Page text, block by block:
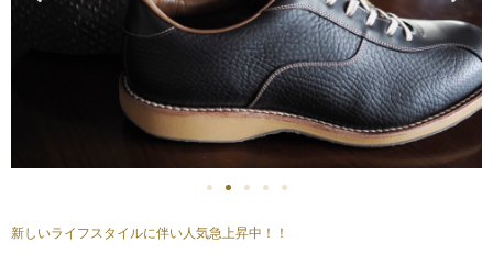
新しいライフスタイルに伴い人気急上昇中！！